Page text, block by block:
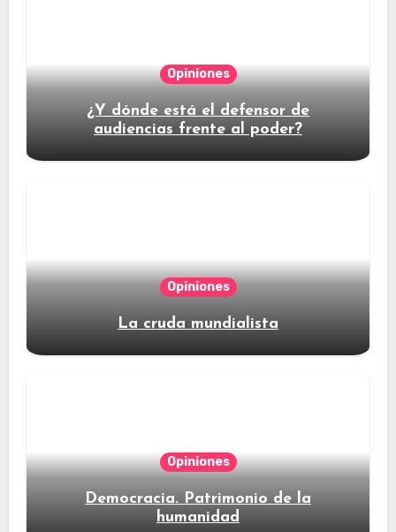
Opiniones
¿Y dónde está el defensor de
audiencias frente al poder?
Opiniones
La cruda mundialista
Opiniones
Democracia. Patrimonio de la
humanidad